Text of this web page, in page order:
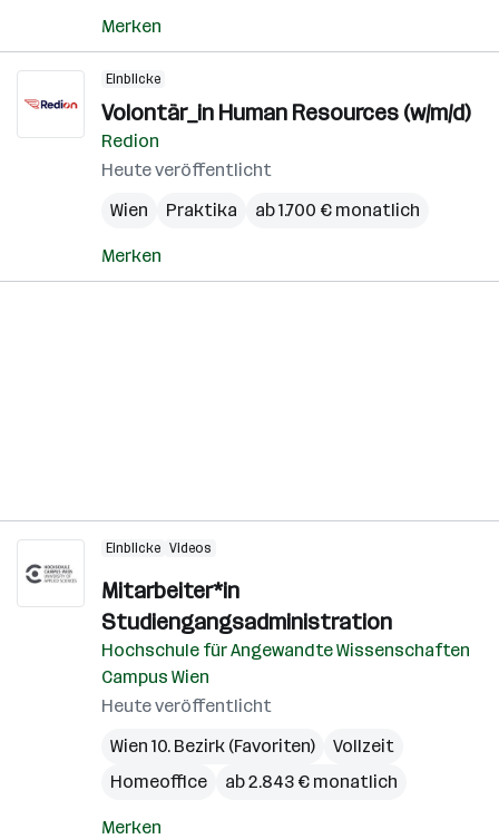
Merken
Einblicke
Volontär_in Human Resources (w/m/d)
Redion
Heute veröffentlicht
Wien
Praktika ab 1.700 € monatlich
Merken
Einblicke Videos
Mitarbeiter*in
Studiengangsadministration
Hochschule für Angewandte Wissenschaften
Campus Wien
Heute veröffentlicht
Wien 10. Bezirk (Favoriten)
Vollzeit
Homeoffice
ab 2.843 € monatlich
Merken